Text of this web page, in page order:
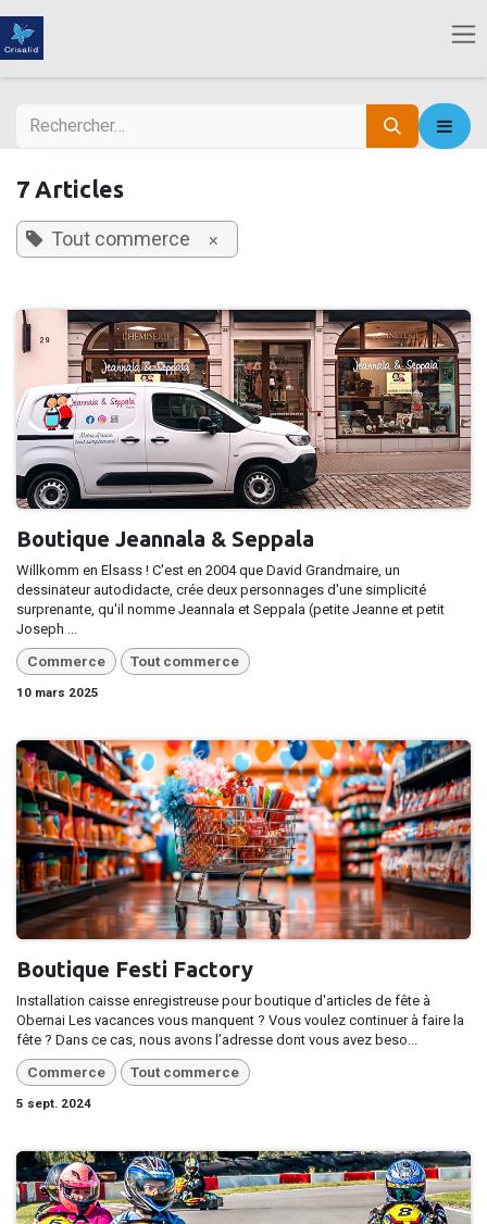
Se rendre au contenu
7 Articles
Tout commerce ×
Boutique Jeannala & Seppala
Willkomm en Elsass ! C'est en 2004 que David Grandmaire, un
dessinateur autodidacte, crée deux personnages d'une simplicité
surprenante, qu'il nomme Jeannala et Seppala (petite Jeanne et petit
Joseph ...
Commerce Tout commerce
10 mars 2025
Boutique Festi Factory
Installation caisse enregistreuse pour boutique d'articles de fête à
Obernai​ Les vacances vous manquent ? Vous voulez continuer à faire la
fête ? Dans ce cas, nous avons l’adresse dont vous avez beso...
Commerce Tout commerce
5 sept. 2024